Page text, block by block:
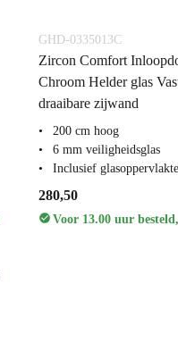
GHD-0335013C
Zircon Comfort
Chroom Helder glas
draaibare zijwand
200 cm hoog
6 mm veiligheidsglas
Inclusief
280,50
Voor 13.00 uur